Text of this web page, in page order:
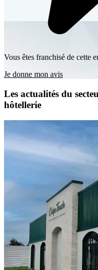
Vous êtes franchisé de cette
Je donne mon avis
Les actualités du
hôtellerie